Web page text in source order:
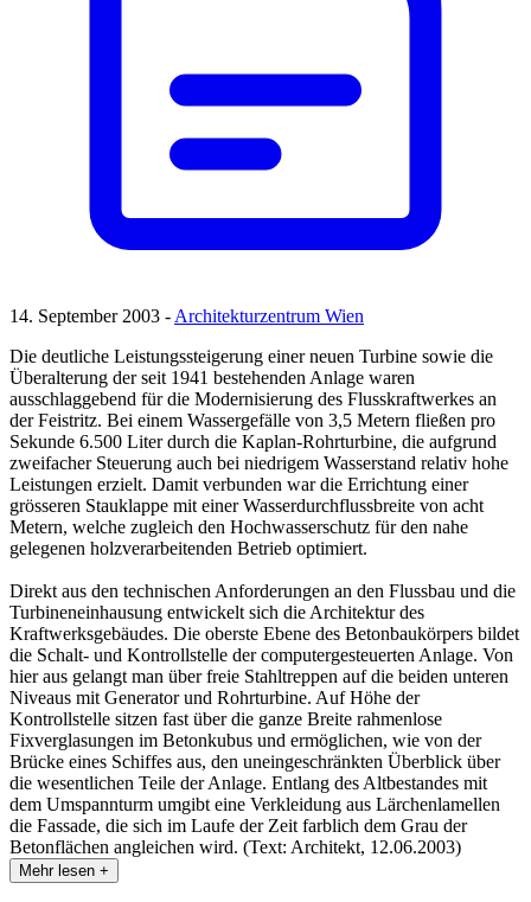
14. September 2003 -Architekturzentrum Wien
Die deutliche Leistungssteigerung einer neuen Turbine sowie die
Überalterung der seit 1941 bestehenden Anlage waren
ausschlaggebend für die Modernisierung des Flusskraftwerkes an
der Feistritz. Bei einem Wassergefälle von 3,5 Metern fließen pro
Sekunde 6.500 Liter durch die Kaplan-Rohrturbine, die aufgrund
zweifacher Steuerung auch bei niedrigem Wasserstand relativ hohe
Leistungen erzielt. Damit verbunden war die Errichtung einer
grösseren Stauklappe mit einer Wasserdurchflussbreite von acht
Metern, welche zugleich den Hochwasserschutz für den nahe
gelegenen holzverarbeitenden Betrieb optimiert.
Direkt aus den technischen Anforderungen an den Flussbau und die
Turbineneinhausung entwickelt sich die Architektur des
Kraftwerksgebäudes. Die oberste Ebene des Betonbaukörpers bildet
die Schalt- und Kontrollstelle der computergesteuerten Anlage. Von
hier aus gelangt man über freie Stahltreppen auf die beiden unteren
Niveaus mit Generator und Rohrturbine. Auf Höhe der
Kontrollstelle sitzen fast über die ganze Breite rahmenlose
Fixverglasungen im Betonkubus und ermöglichen, wie von der
Brücke eines Schiffes aus, den uneingeschränkten Überblick über
die wesentlichen Teile der Anlage. Entlang des Altbestandes mit
dem Umspannturm umgibt eine Verkleidung aus Lärchenlamellen
die Fassade, die sich im Laufe der Zeit farblich dem Grau der
Betonflächen angleichen wird. (Text: Architekt, 12.06.2003)
Mehr lesen +